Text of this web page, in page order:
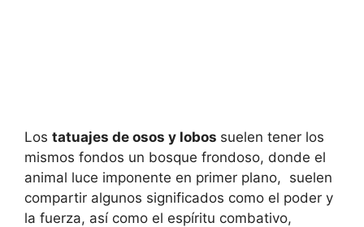
Los tatuajes de osos y lobos suelen tener los
mismos fondos un bosque frondoso, donde el
animal luce imponente en primer plano, suelen
compartir algunos significados como el poder y
la fuerza, así como el espíritu combativo,